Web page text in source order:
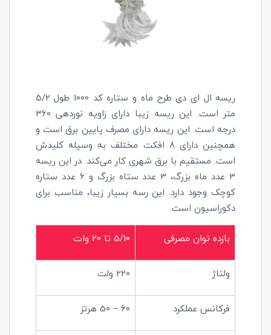
ریسه ال ای دی طرح ماه و ستاره کد 1000 طول 5/2
متر است.
این ریسه زیبا دارای زاویه نوردهی 360
درجه است. این ریسه دارای مصرف پایین برق است و
همچنین دارای 8 افکت مختلف به وسیله کلیدش
است. مستقیم با برق شهری کار می‌کند. در این ریسه
3 عدد ماه بزرگ، 3 عدد ستاه بزرگ و 6 عدد ستاره
کوچک وجود دارد. این رسه بسیار زیبا، مناسب برای
دکوراسیون است.
بازده توان مصرفی
5/10 تا 20 وات
ولتاژ 220 ولت
فرکانس عملکرد 60 – 50 هرتز